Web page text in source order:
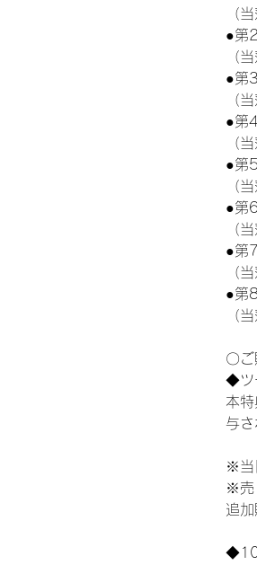
（
●第
（
●第
（
●第
（
●第
（
●第
（
●第
（
●第
（
〇
◆ツ
本
与さ
※当
※売
追
◆10